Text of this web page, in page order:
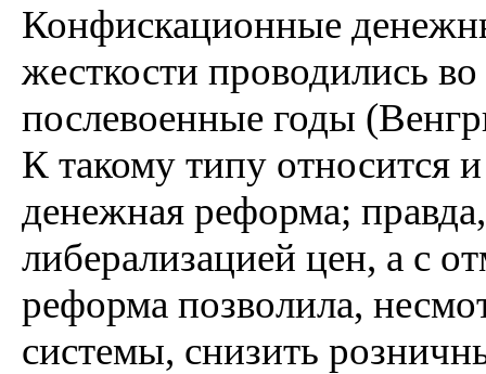
Конфискационные
жесткости проводились
послевоенные годы
К такому типу относится
денежная реформа;
либерализацией цен, а с
реформа позволила,
системы, снизить